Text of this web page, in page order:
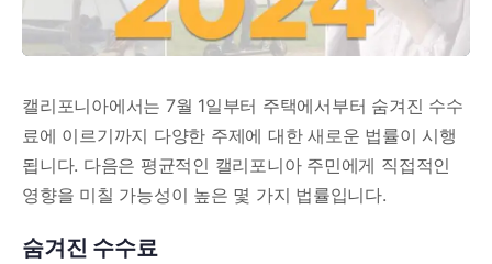
캘리포니아에서는 7월 1일부터 주택에서부터 숨겨진 수수
료에 이르기까지 다양한 주제에 대한 새로운 법률이 시행
됩니다. 다음은 평균적인 캘리포니아 주민에게 직접적인
영향을 미칠 가능성이 높은 몇 가지 법률입니다.
숨겨진 수수료